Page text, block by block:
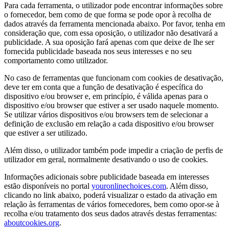
Para cada ferramenta, o utilizador pode encontrar informações sobre
o fornecedor, bem como de que forma se pode opor à recolha de
dados através da ferramenta mencionada abaixo. Por favor, tenha em
consideração que, com essa oposição, o utilizador não desativará a
publicidade. A sua oposição fará apenas com que deixe de lhe ser
fornecida publicidade baseada nos seus interesses e no seu
comportamento como utilizador.
No caso de ferramentas que funcionam com cookies de desativação,
deve ter em conta que a função de desativação é específica do
dispositivo e/ou browser e, em princípio, é válida apenas para o
dispositivo e/ou browser que estiver a ser usado naquele momento.
Se utilizar vários dispositivos e/ou browsers tem de selecionar a
definição de exclusão em relação a cada dispositivo e/ou browser
que estiver a ser utilizado.
Além disso, o utilizador também pode impedir a criação de perfis de
utilizador em geral, normalmente desativando o uso de cookies.
Informações adicionais sobre publicidade baseada em interesses
estão disponíveis no portal youronlinechoices.com. Além disso,
clicando no link abaixo, poderá visualizar o estado da ativação em
relação às ferramentas de vários fornecedores, bem como opor-se à
recolha e/ou tratamento dos seus dados através destas ferramentas:
aboutcookies.org.